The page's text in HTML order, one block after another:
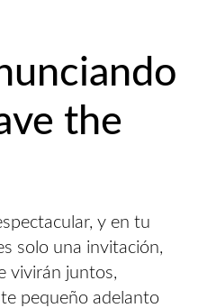
the
y en tu
solo una invitación,
vivirán juntos,
pequeño adelanto